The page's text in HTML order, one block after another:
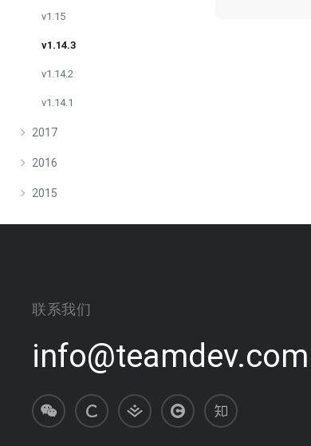
v1.15
v1.14.3
v1.14.2
v1.14.1
2017
2016
2015
联系我们
info@teamdev.com